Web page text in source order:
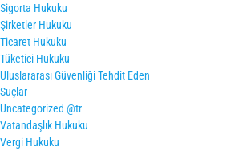
Sigorta Hukuku
Şirketler Hukuku
Ticaret Hukuku
Tüketici Hukuku
Uluslararası Güvenliği Tehdit Eden
Suçlar
Uncategorized @tr
Vatandaşlık Hukuku
Vergi Hukuku